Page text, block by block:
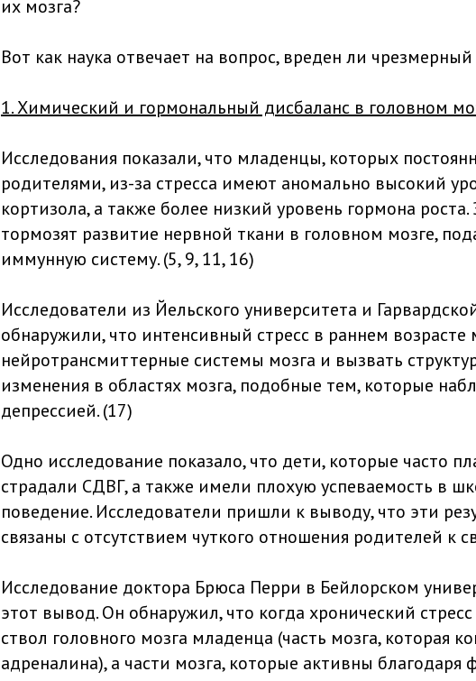
их мозга?
Вот как наука отвечает на вопрос, вреден ли
1. Химический и гормональный дисбаланс в головном
Исследования показали, что младенцы, которых
родителями, из-за стресса имеют аномально высокий
кортизола, а также более низкий уровень гормона
тормозят развитие нервной ткани в головном мозге,
иммунную систему. (5, 9, 11, 16)
Исследователи из Йельского университета и
обнаружили, что интенсивный стресс в раннем
нейротрансмиттерные системы мозга и вызвать
изменения в областях мозга, подобные тем, которые
депрессией. (17)
Одно исследование показало, что дети, которые часто
страдали СДВГ, а также имели плохую успеваемость в
поведение. Исследователи пришли к выводу, что эти
связаны с отсутствием чуткого отношения родителей к
Исследование доктора Брюса Перри в Бейлорском
этот вывод. Он обнаружил, что когда хронический
ствол головного мозга младенца (часть мозга, которая
адреналина), а части мозга, которые активны благодаря